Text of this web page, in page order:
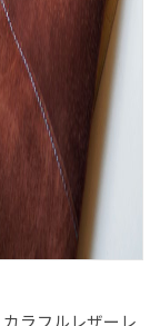
カラフルレザーレ